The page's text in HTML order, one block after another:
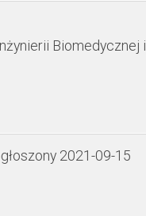
Biomedycznej
2021-09-15